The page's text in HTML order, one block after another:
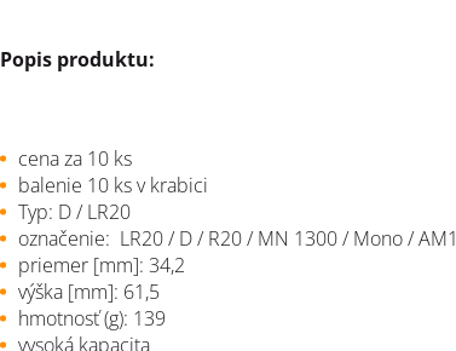
Popis produktu:
cena za 10 ks
balenie 10 ks v krabici
Typ: D / LR20
označenie: LR20 / D / R20 / MN 1300 / Mono / AM1
priemer [mm]: 34,2
výška [mm]: 61,5
hmotnosť (g): 139
vysoká kapacita